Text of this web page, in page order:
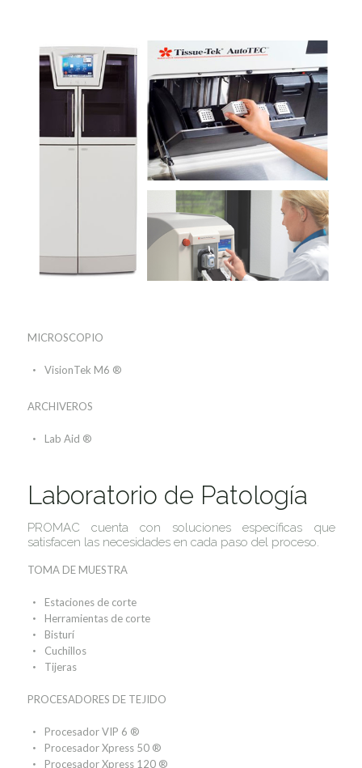
MICROSCOPIO
VisionTek M6 ®
ARCHIVEROS
Lab Aid ®
Laboratorio de Patología
PROMAC cuenta con soluciones específicas que
satisfacen las necesidades en cada paso del proceso.
TOMA DE MUESTRA
Estaciones de corte
Herramientas de corte
Bisturí
Cuchillos
Tijeras
PROCESADORES DE TEJIDO
Procesador VIP 6 ®
Procesador Xpress 50 ®
Procesador Xpress 120 ®